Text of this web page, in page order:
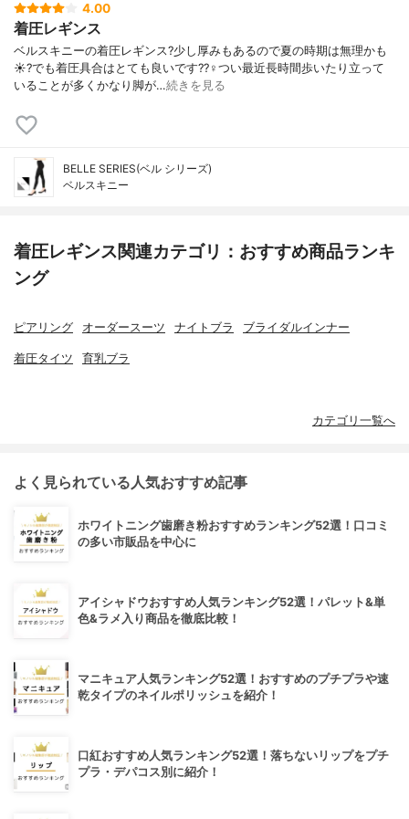
4.00
着圧レギンス
ベルスキニーの着圧レギンス?少し厚みもあるので夏の時期は無理かも
☀️?でも着圧具合はとても良いです??‍♀️つい最近長時間歩いたり立って
いることが多くかなり脚が…続きを見る
BELLE SERIES(ベル シリーズ)
ベルスキニー
着圧レギンス関連カテゴリ：おすすめ商品ランキ
ング
ピアリング オーダースーツ ナイトブラ ブライダルインナー
着圧タイツ 育乳ブラ
カテゴリ一覧へ
よく見られている人気おすすめ記事
ホワイトニング歯磨き粉おすすめランキング52選！口コミ
の多い市販品を中心に
アイシャドウおすすめ人気ランキング52選！パレット&単
色&ラメ入り商品を徹底比較！
マニキュア人気ランキング52選！おすすめのプチプラや速
乾タイプのネイルポリッシュを紹介！
口紅おすすめ人気ランキング52選！落ちないリップをプチ
プラ・デパコス別に紹介！